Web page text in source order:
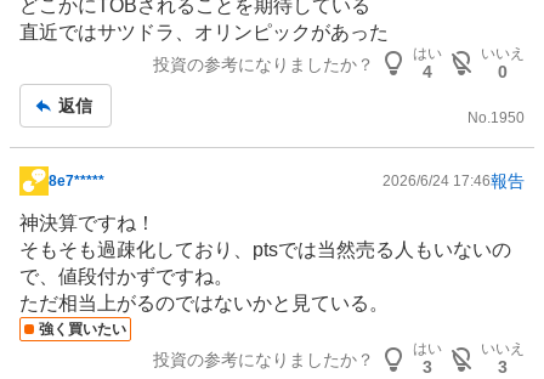
板
事
どこかにTOBされることを期待している
直近ではサツドラ、オリンピックがあった
投資の参考になりましたか？
はい
4
いいえ
0
返信
No.1950
掲
示
板
記
事
8e7***** 2026/6/24 17:46報告
神決算ですね！
そもそも過疎化しており、ptsでは当然売る人もいないの
で、値段付かずですね。
ただ相当上がるのではないかと見ている。
強く買いたい
投資の参考になりましたか？
はい
3
いいえ
3